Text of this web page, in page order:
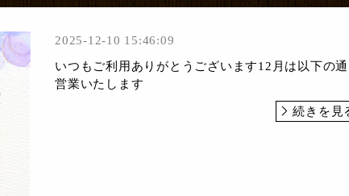
2025-12-10 15:46:09
いつもご利用ありがとうございます12月は以下の通
営業いたします
続きを見